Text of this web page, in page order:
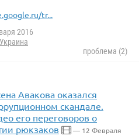
tr...
2016
Украина
проблема (2)
Авакова оказался
скандале.
его переговоров о
рюкзаков
— 12 Февраля